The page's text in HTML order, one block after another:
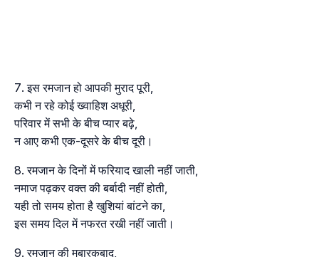
इस रमजान हो आपकी मुराद पूरी,
कभी न रहे कोई ख्वाहिश अधूरी,
परिवार में सभी के बीच प्यार बढ़े,
न आए कभी एक-दूसरे के बीच दूरी।
रमजान के दिनों में फरियाद खाली नहीं जाती,
नमाज पढ़कर वक्त की बर्बादी नहीं होती,
यही तो समय होता है खुशियां बांटने का,
इस समय दिल में नफरत रखी नहीं जाती।
रमजान की मुबारकबाद,